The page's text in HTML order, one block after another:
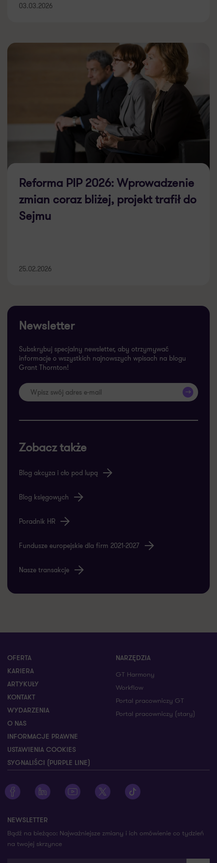
03.03.2026
Reforma PIP 2026: Wprowadzenie
zmian coraz bliżej, projekt trafił do
Sejmu
25.02.2026
Newsletter
Subskrybuj specjalny newsletter, aby otrzymywać
informacje o wszystkich najnowszych wpisach na blogu
Grant Thornton!
>>
Zobacz także
Blog akcyza i cło pod lupą
Blog księgowych
Poradnik HR
Fundusze europejskie dla firm 2021-2027
Nasze transakcje
OFERTA
KARIERA
ARTYKUŁY
KONTAKT
WYDARZENIA
O NAS
INFORMACJE PRAWNE
USTAWIENIA COOKIES
SYGNALIŚCI (PURPLE LINE)
NARZĘDZIA
GT Harmony
Workflow
Portal pracowniczy GT
Portal pracowniczy (stary)
Zobacz profil Grant Thornton na Facebooku
Zobacz profil Grant Thornton na LinkedIn
Zobacz profil Grant Thornton na YouTube
Zobacz profil Grant Thornton na X
Zobacz profil Grant
NEWSLETTER
Bądź na bieżąco: Najważniejsze zmiany i ich omówienie co tydzień
na twojej skrzynce